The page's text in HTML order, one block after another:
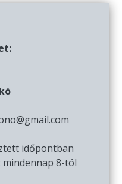
időpontban
mindennap 8-tól